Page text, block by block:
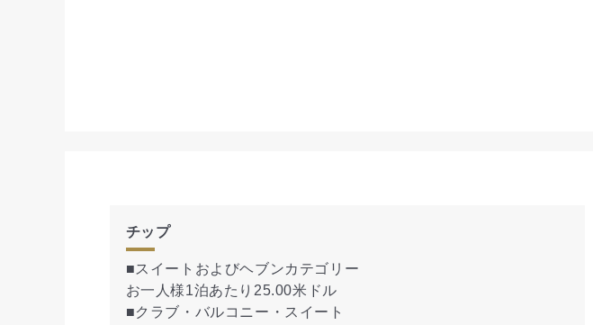
チップ
■スイートおよびヘブンカテゴリー
お一人様1泊あたり25.00米ドル
■クラブ・バルコニー・スイート